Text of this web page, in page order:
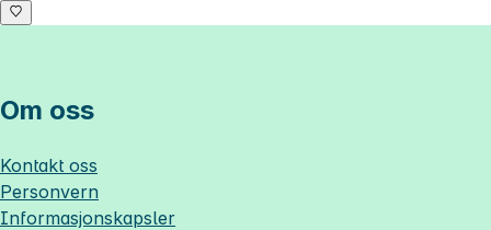
Om oss
Kontakt oss
Personvern
Informasjonskapsler